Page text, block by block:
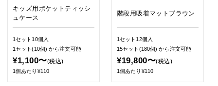
キッズ用ポケットティッシ
ュケース
1セット10個入
1セット(10個)から注文可能
¥1,100〜(税込)
1個あたり¥110
階段用吸着マットブラウン
1セット12個入
15セット(180個)から注文可能
¥19,800〜(税込)
1個あたり¥110